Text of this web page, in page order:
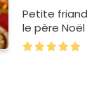
Petite
le père Noël